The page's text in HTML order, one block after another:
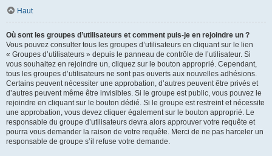
Haut
Où sont les groupes d’utilisateurs et comment puis-je en rejoindre un ?
Vous pouvez consulter tous les groupes d’utilisateurs en cliquant sur le lien
« Groupes d’utilisateurs » depuis le panneau de contrôle de l’utilisateur. Si
vous souhaitez en rejoindre un, cliquez sur le bouton approprié. Cependant,
tous les groupes d’utilisateurs ne sont pas ouverts aux nouvelles adhésions.
Certains peuvent nécessiter une approbation, d’autres peuvent être privés et
d’autres peuvent même être invisibles. Si le groupe est public, vous pouvez le
rejoindre en cliquant sur le bouton dédié. Si le groupe est restreint et nécessite
une approbation, vous devez cliquer également sur le bouton approprié. Le
responsable du groupe d’utilisateurs devra alors approuver votre requête et
pourra vous demander la raison de votre requête. Merci de ne pas harceler un
responsable de groupe s’il refuse votre demande.